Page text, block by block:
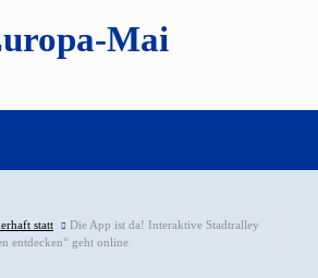
Mai
statt
Die App ist da! Interaktive Stadtralley
entdecken“ geht online